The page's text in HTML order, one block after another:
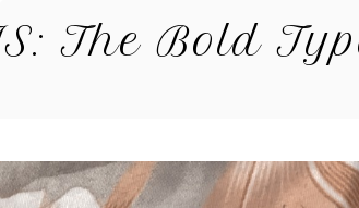
The Bold